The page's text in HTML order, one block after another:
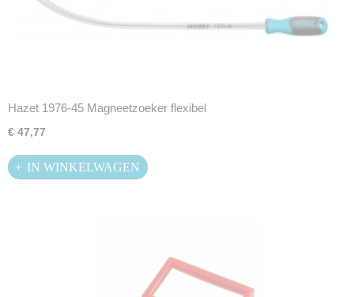
Hazet 1976-45 Magneetzoeker flexibel
€ 47,77
IN WINKELWAGEN